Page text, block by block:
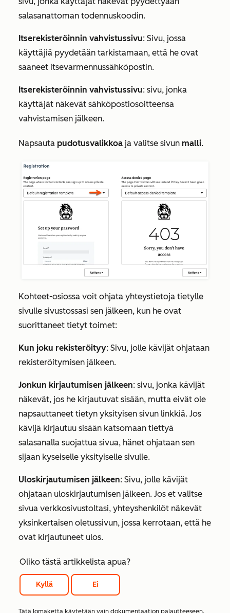
salasanattoman todennuskoodin.
Itserekisteröinnin vahvistussivu: Sivu, jossa
käyttäjiä pyydetään tarkistamaan, että he ovat
saaneet itsevarmennussähköpostin.
Itserekisteröinnin vahvistussivu: sivu, jonka
käyttäjät näkevät sähköpostiosoitteensa
vahvistamisen jälkeen.
Napsauta pudotusvalikkoa ja valitse sivun malli.
Kohteet-osiossa voit ohjata yhteystietoja tietylle
sivulle sivustossasi sen jälkeen, kun he ovat
suorittaneet tietyt toimet:
Kun joku rekisteröityy: Sivu, jolle kävijät ohjataan
rekisteröitymisen jälkeen.
Jonkun kirjautumisen jälkeen: sivu, jonka kävijät
näkevät, jos he kirjautuvat sisään, mutta eivät ole
napsauttaneet tietyn yksityisen sivun linkkiä. Jos
kävijä kirjautuu sisään katsomaan tiettyä
salasanalla suojattua sivua, hänet ohjataan sen
sijaan kyseiselle yksityiselle sivulle.
Uloskirjautumisen jälkeen: Sivu, jolle kävijät
ohjataan uloskirjautumisen jälkeen. Jos et valitse
sivua verkkosivustoltasi, yhteyshenkilöt näkevät
yksinkertaisen oletussivun, jossa kerrotaan, että he
ovat kirjautuneet ulos.
Oliko tästä artikkelista apua?
Kyllä Ei
Tätä lomaketta käytetään vain dokumentaation palautteeseen.